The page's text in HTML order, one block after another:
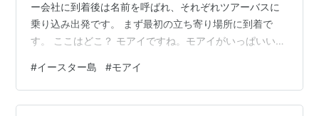
ー会社に到着後は名前を呼ばれ、それぞれツアーバスに
乗り込み出発です。 まず最初の立ち寄り場所に到着で
す。 ここはどこ？ モアイですね。モアイがいっぱいいる
ログで見たことのある光景が広がっていました。 天気が
良くていい感じです！ 遠くにもモアイが見えます！ ジャ
ジャーン！ 膝まずくモアイ「トゥクトゥリ」です。 よく
#イースター島 #モアイ